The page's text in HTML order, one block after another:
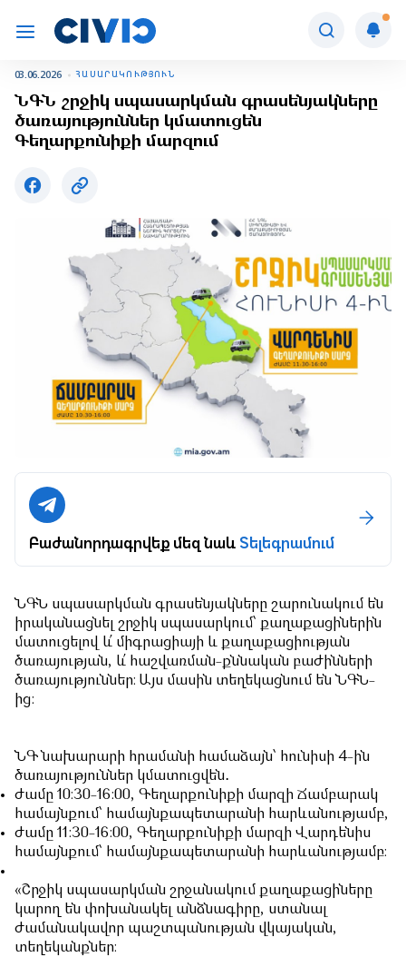
03.06.2026 ՀԱՍԱՐԱԿՈՒԹՅՈՒՆ
ՆԳՆ շրջիկ սպասարկման գրասենյակները
ծառայություններ կմատուցեն
Գեղարքունիքի մարզում
Բաժանորդագրվեք մեզ նաևՏելեգրամում
ՆԳՆ սպասարկման գրասենյակները շարունակում են
իրականացնել շրջիկ սպասարկում՝ քաղաքացիներին
մատուցելով և՛ միգրացիայի և քաղաքացիության
ծառայության, և՛ հաշվառման-քննական բաժինների
ծառայություններ։ Այս մասին տեղեկացնում են ՆԳՆ-
ից:
ՆԳ նախարարի հրամանի համաձայն՝ հունիսի 4-ին
ծառայություններ կմատուցվեն․
ժամը 10։30-16:00, Գեղարքունիքի մարզի Ճամբարակ
համայնքում՝ համայնքապետարանի հարևանությամբ,
ժամը 11:30-16:00, Գեղարքունիքի մարզի Վարդենիս
համայնքում՝ համայնքապետարանի հարևանությամբ։
«Շրջիկ սպասարկման շրջանակում քաղաքացիները
կարող են փոխանակել անձնագիրը, ստանալ
ժամանակավոր պաշտպանության վկայական,
տեղեկանքներ։